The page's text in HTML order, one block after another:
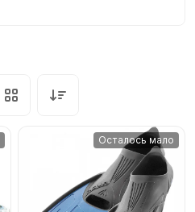
Осталось мало